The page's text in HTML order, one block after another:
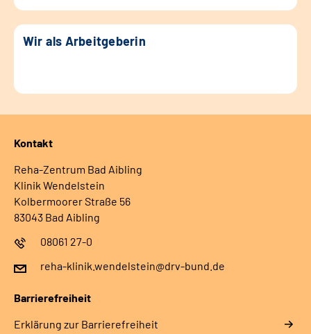
Wir als Arbeitgeberin
Kontakt
Reha-Zentrum Bad Aibling
Klinik Wendelstein
Kolbermoorer Straße 56
83043 Bad Aibling
08061 27-0
reha-klinik.wendelstein@drv-bund.de
Barrierefreiheit
Erklärung zur Barrierefreiheit